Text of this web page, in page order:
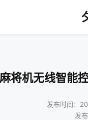
将机无线智能
发布时间：
发